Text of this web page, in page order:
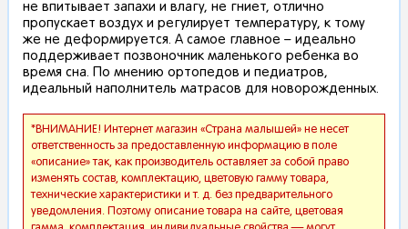
не впитывает запахи и влагу, не гниет, отлично
пропускает воздух и регулирует температуру, к тому
же не деформируется. А самое главное – идеально
поддерживает позвоночник маленького ребенка во
время сна. По мнению ортопедов и педиатров,
идеальный наполнитель матрасов для новорожденных.
*ВНИМАНИЕ! Интернет магазин «Страна малышей» не несет
ответственность за предоставленную информацию в поле
«описание» так, как производитель оставляет за собой право
изменять состав, комплектацию, цветовую гамму товара,
технические характеристики и т. д. без предварительного
уведомления. Поэтому описание товара на сайте, цветовая